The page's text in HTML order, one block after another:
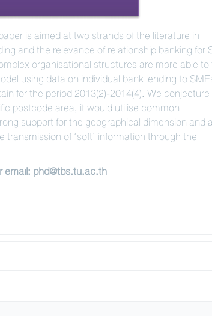
is aimed at two strands of the literature in
and the relevance of relationship banking for
organisational structures are more able to
using data on individual bank lending to
for the period 2013(2)-2014(4). We
postcode area, it would utilise common
support for the geographical dimension and a
of ‘soft’ information through the
email: phd@tbs.tu.ac.th